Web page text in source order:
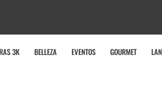
3K BELLEZA EVENTOS GOURMET